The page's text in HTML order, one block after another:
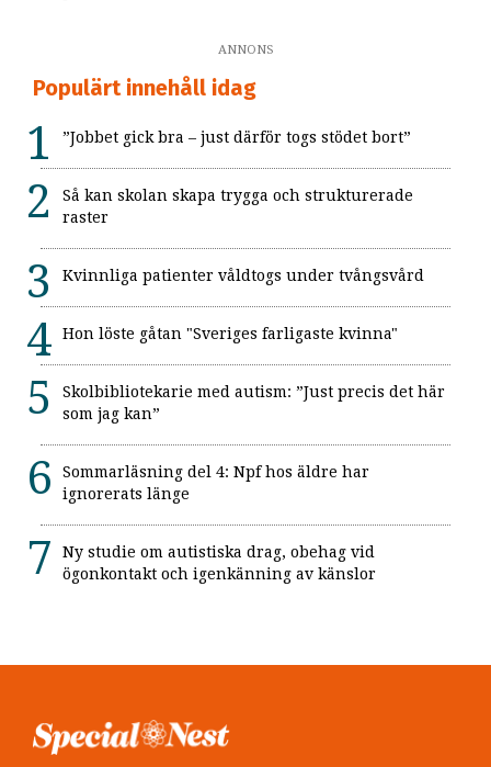
ANNONS
Populärt innehåll idag
”Jobbet gick bra – just därför togs stödet bort”
Så kan skolan skapa trygga och strukturerade
raster
Kvinnliga patienter våldtogs under tvångsvård
Hon löste gåtan "Sveriges farligaste kvinna"
Skolbibliotekarie med autism: ”Just precis det här
som jag kan”
Sommarläsning del 4: Npf hos äldre har
ignorerats länge
Ny studie om autistiska drag, obehag vid
ögonkontakt och igenkänning av känslor